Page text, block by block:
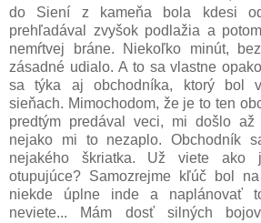
do Siení z kameňa bola kdesi
prehľadával zvyšok podlažia a
nemŕtvej bráne. Niekoľko minút,
zásadné udialo. A to sa vlastne
sa týka aj obchodníka, ktorý bol
sieňach. Mimochodom, že je to ten
predtým predával veci, mi došlo až
nejako mi to nezaplo. Obchodník
nejakého škriatka. Už viete ako
otupujúce? Samozrejme kľúč bol
niekde úplne inde a naplánovať
neviete... Mám dosť silných